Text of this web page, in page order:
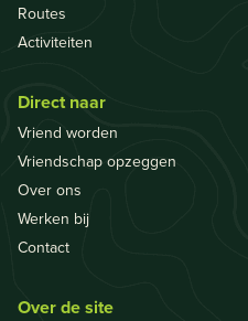
Routes
Activiteiten
Direct naar
Vriend worden
Vriendschap opzeggen
Over ons
Werken bij
Contact
Over de site